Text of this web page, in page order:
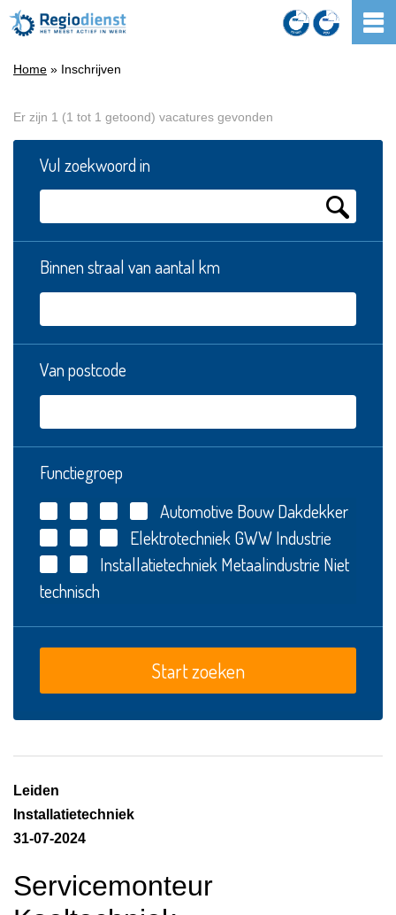
Home » Inschrijven
Er zijn 1 (1 tot 1 getoond) vacatures gevonden
Vul zoekwoord in
Binnen straal van aantal km
Van postcode
Functiegroep
Automotive BouwDakdekker
Elektrotechniek GWWIndustrie
Installatietechniek Metaalindustrie Niet
technisch
Leiden
Installatietechniek
31-07-2024
Servicemonteur